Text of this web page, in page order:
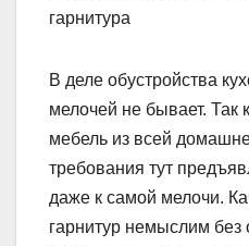
гарнитура
В деле обустройства
мелочей не бывает. Так
мебель из всей
требования тут
даже к самой мелочи.
гарнитур немыслим без